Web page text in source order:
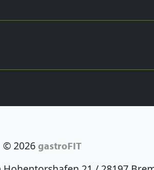
© 2026 gastroFIT